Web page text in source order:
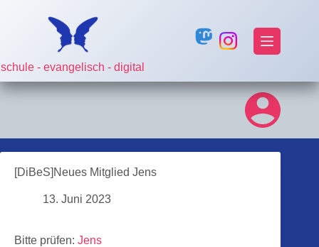
schule - evangelisch - digital
[DiBeS]Neues Mitglied Jens
13. Juni 2023
Bitte prüfen: Jens